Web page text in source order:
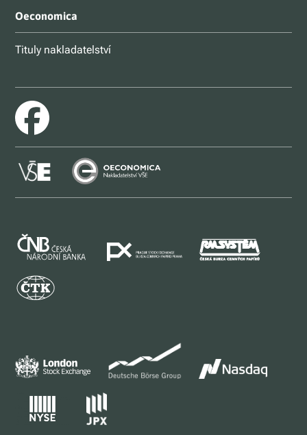
Oeconomica
Tituly nakladatelství